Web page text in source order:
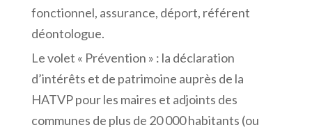
fonctionnel, assurance, déport, référent
déontologue.
Le volet « Prévention » : la déclaration
d’intérêts et de patrimoine auprès de la
HATVP pour les maires et adjoints des
communes de plus de 20 000 habitants (ou